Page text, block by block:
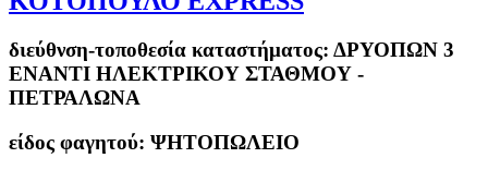
διεύθνση-τοποθεσία καταστήματος: ΔΡΥΟΠΩΝ 3
ΕΝΑΝΤΙ ΗΛΕΚΤΡΙΚΟΥ ΣΤΑΘΜΟΥ -
ΠΕΤΡΑΛΩΝΑ
είδος φαγητού: ΨΗΤΟΠΩΛΕΙΟ